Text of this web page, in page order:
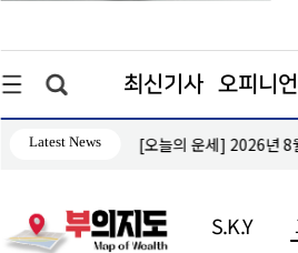
최신기사 오피니언
Latest News [오늘의 운세] 2026년
S.K.Y